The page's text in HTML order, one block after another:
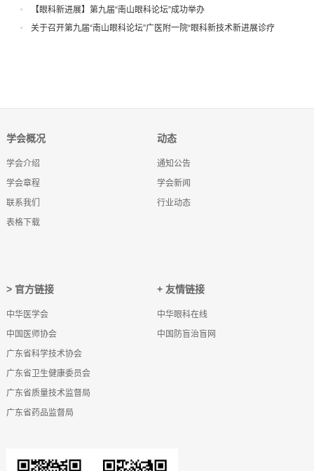
【眼科新进展】第九届“南山眼科论坛”成功举办
关于召开第九届“南山眼科论坛”广医附一院“眼科新技术新进展诊疗
学会概况
学会介绍
学会章程
联系我们
表格下载
动态
通知公告
学会新闻
行业动态
> 官方链接
中华医学会
中国医师协会
广东省科学技术协会
广东省卫生健康委员会
广东省质量技术监督局
广东省药品监督局
+ 友情链接
中华眼科在线
中国防盲治盲网